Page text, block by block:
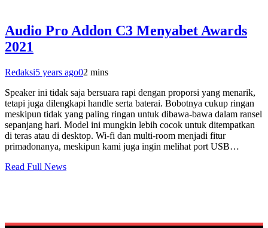
Audio Pro Addon C3 Menyabet Awards
2021
Redaksi5 years ago02 mins
Speaker ini tidak saja bersuara rapi dengan proporsi yang menarik,
tetapi juga dilengkapi handle serta baterai. Bobotnya cukup ringan
meskipun tidak yang paling ringan untuk dibawa-bawa dalam ransel
sepanjang hari. Model ini mungkin lebih cocok untuk ditempatkan
di teras atau di desktop. Wi-fi dan multi-room menjadi fitur
primadonanya, meskipun kami juga ingin melihat port USB…
Read Full News